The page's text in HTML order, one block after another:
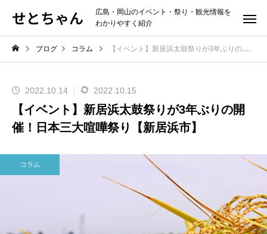
せとちゃん
広島・岡山のイベント・祭り・観光情報を
わかりやすく紹介
ブログ コラム 【イベント】新居浜太鼓祭りが3年ぶりの開催！日本三大喧嘩祭り【新居浜市】
2022.10.14 2022.10.15
【イベント】新居浜太鼓祭りが3年ぶりの開
催！日本三大喧嘩祭り【新居浜市】
コラム